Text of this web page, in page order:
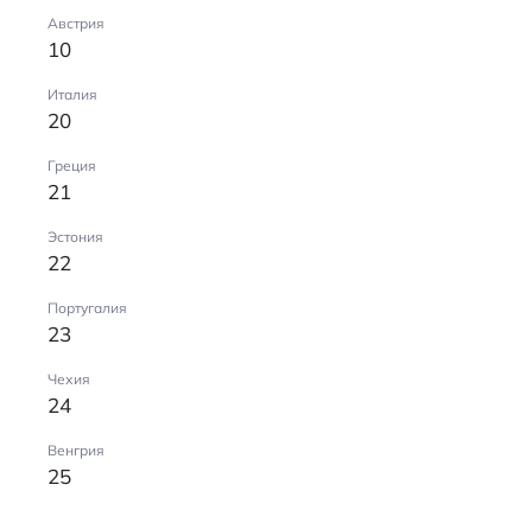
Австрия
10
Италия
20
Греция
21
Эстония
22
Португалия
23
Чехия
24
Венгрия
25